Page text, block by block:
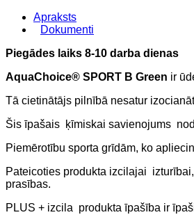
Apraksts
Dokumenti
Piegādes laiks 8-10 darba dienas
AquaChoice® SPORT B Green ir
Tā cietinātājs pilnībā nesatur
Šis īpašais ķīmiskai savienojums
Piemērotību sporta grīdām, ko
Pateicoties produkta izcilajai izturībai,
prasības.
PLUS + izcila produkta īpašība ir